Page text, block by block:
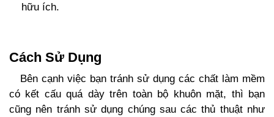
hữu ích.
Cách Sử Dụng
Bên cạnh việc bạn tránh sử dụng các chất làm mềm
có kết cấu quá dày trên toàn bộ khuôn mặt, thì bạn
cũng nên tránh sử dụng chúng sau các thủ thuật như